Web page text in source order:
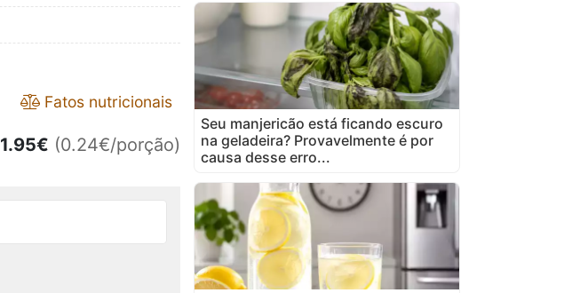
Fatos nutricionais
1.95€ (0.24€/porção)
Seu manjericão está ficando escuro
na geladeira? Provavelmente é por
causa desse erro...